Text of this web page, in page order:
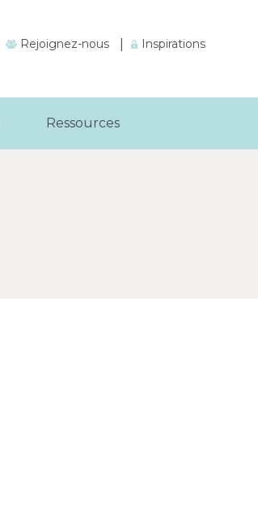
Rejoignez-nous Inspirations
Ressources